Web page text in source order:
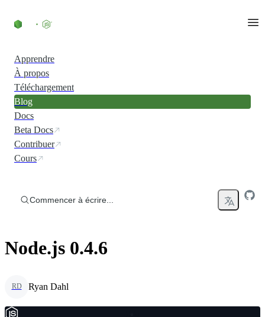
Apprendre
À propos
Téléchargement
Blog
Docs
Beta Docs
Contribuer
Cours
Commencer à écrire...
Node.js 0.4.6
RD Ryan Dahl